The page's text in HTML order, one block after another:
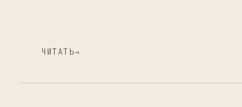
ЧИТАТЬ→